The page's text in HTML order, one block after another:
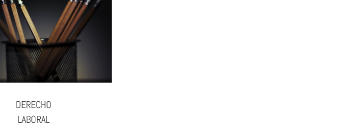
DERECHO
LABORAL